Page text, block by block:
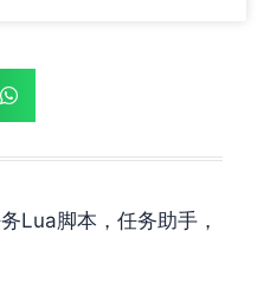
Lua脚本，任务助手，